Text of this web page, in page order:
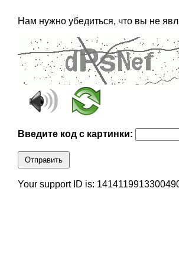
Нам нужно убедиться, что вы не
Введите код с картинки:
Отправить
Your support ID is: